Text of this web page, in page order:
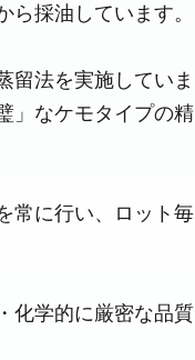
ら採油しています。
留法を実施していま
」なケモタイプの精
常に行い、ロット毎
化学的に厳密な品質